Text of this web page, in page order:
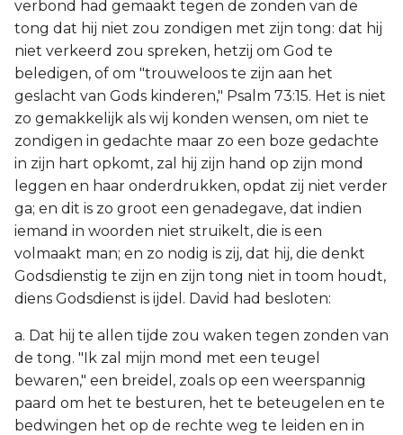
verbond had gemaakt tegen de zonden van de
tong dat hij niet zou zondigen met zijn tong: dat hij
niet verkeerd zou spreken, hetzij om God te
beledigen, of om "trouweloos te zijn aan het
geslacht van Gods kinderen," Psalm 73:15. Het is niet
zo gemakkelijk als wij konden wensen, om niet te
zondigen in gedachte maar zo een boze gedachte
in zijn hart opkomt, zal hij zijn hand op zijn mond
leggen en haar onderdrukken, opdat zij niet verder
ga; en dit is zo groot een genadegave, dat indien
iemand in woorden niet struikelt, die is een
volmaakt man; en zo nodig is zij, dat hij, die denkt
Godsdienstig te zijn en zijn tong niet in toom houdt,
diens Godsdienst is ijdel. David had besloten:
a. Dat hij te allen tijde zou waken tegen zonden van
de tong. "Ik zal mijn mond met een teugel
bewaren," een breidel, zoals op een weerspannig
paard om het te besturen, het te beteugelen en te
bedwingen het op de rechte weg te leiden en in